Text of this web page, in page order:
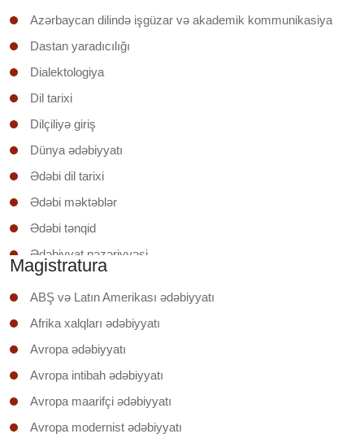
Azərbaycan dilində işgüzar və akademik kommunikasiya
Dastan yaradıcılığı
Dialektologiya
Dil tarixi
Dilçiliyə giriş
Dünya ədəbiyyatı
Ədəbi dil tarixi
Ədəbi məktəblər
Ədəbi tənqid
Ədəbiyyat nəzəriyyəsi
Ədəbiyyatşünaslığa giriş
Əruzun nəzəri əsasları
İxtisas (regionunun) ölkəsinin ədəbiyyatı
Klassik şerin poetikası
Mətnin təhlili
Mətnlər üzrə iş
Magistratura
ABŞ və Latın Amerikası ədəbiyyatı
Afrika xalqları ədəbiyyatı
Avropa ədəbiyyatı
Avropa intibah ədəbiyyatı
Avropa maarifçi ədəbiyyatı
Avropa modernist ədəbiyyatı